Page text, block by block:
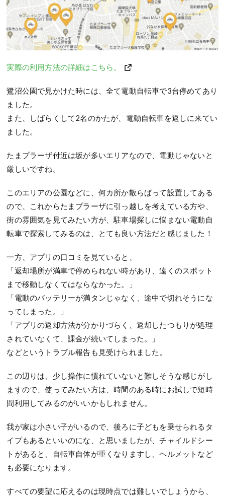
実際の利用方法の詳細はこちら。
鷺沼公園で見かけた時には、全て電動自転車で3台停めてあり
ました。
また、しばらくして2名のかたが、電動自転車を返しに来てい
ました。
たまプラーザ付近は坂が多いエリアなので、電動じゃないと
厳しいですね。
このエリアの公園などに、何カ所か散らばって設置してある
ので、これからたまプラーザに引っ越しを考えている方や、
街の雰囲気を見てみたい方が、駐車場探しに悩まない電動自
転車で探索してみるのは、とても良い方法だと感じました！
一方、アプリの口コミを見ていると、
「返却場所が満車で停められない時があり、遠くのスポット
まで移動しなくてはならなかった。」
「電動のバッテリーが満タンじゃなく、途中で切れそうにな
ってしまった。」
「アプリの返却方法が分かりづらく、返却したつもりが処理
されていなくて、課金が続いてしまった。」
などというトラブル報告も見受けられました。
この辺りは、少し操作に慣れていないと難しそうな感じがし
ますので、使ってみたい方は、時間のある時にお試しで短時
間利用してみるのがいいかもしれません。
我が家は小さい子がいるので、後ろに子どもを乗せられるタ
イプもあるといいのにな、と思いましたが、チャイルドシー
トがあると、自転車自体が重くなりますし、ヘルメットなど
も必要になります。
すべての要望に応えるのは現時点では難しいでしょうから、